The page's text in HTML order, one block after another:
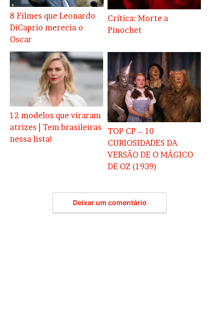
8 Filmes que Leonardo
DiCaprio merecia o
Oscar
Crítica: Morte a
Pinochet
12 modelos que viraram
atrizes | Tem brasileiras
nessa lista!
TOP CP – 10
CURIOSIDADES DA
VERSÃO DE O MÁGICO
DE OZ (1939)
Deixar um comentário